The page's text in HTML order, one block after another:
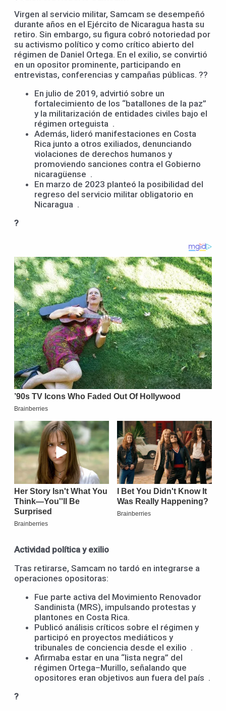
Virgen al servicio militar, Samcam se desempeñó
durante años en el Ejército de Nicaragua hasta su
retiro. Sin embargo, su figura cobró notoriedad por
su activismo político y como crítico abierto del
régimen de Daniel Ortega. En el exilio, se convirtió
en un opositor prominente, participando en
entrevistas, conferencias y campañas públicas. ??
En julio de 2019, advirtió sobre un
fortalecimiento de los “batallones de la paz”
y la militarización de entidades civiles bajo el
régimen orteguista .
Además, lideró manifestaciones en Costa
Rica junto a otros exiliados, denunciando
violaciones de derechos humanos y
promoviendo sanciones contra el Gobierno
nicaragüense .
En marzo de 2023 planteó la posibilidad del
regreso del servicio militar obligatorio en
Nicaragua .
?
Actividad política y exilio
Tras retirarse, Samcam no tardó en integrarse a
operaciones opositoras:
Fue parte activa del Movimiento Renovador
Sandinista (MRS), impulsando protestas y
plantones en Costa Rica.
Publicó análisis críticos sobre el régimen y
participó en proyectos mediáticos y
tribunales de conciencia desde el exilio .
Afirmaba estar en una “lista negra” del
régimen Ortega–Murillo, señalando que
opositores eran objetivos aun fuera del país .
?